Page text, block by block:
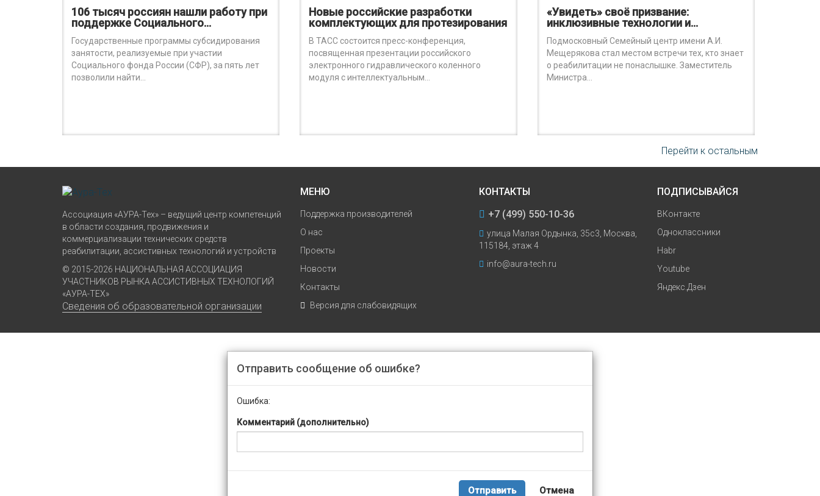
106 тысяч россиян нашли работу при
поддержке Социального…
Государственные программы субсидирования
занятости, реализуемые при участии
Социального фонда России (СФР), за пять лет
позволили найти…
Новые российские разработки
комплектующих для протезирования
В ТАСС состоится пресс-конференция,
посвященная презентации российского
электронного гидравлического коленного
модуля с интеллектуальным…
«Увидеть» своё призвание:
инклюзивные технологии и…
Подмосковный Семейный центр имени А.И.
Мещерякова стал местом встречи тех, кто знает
о реабилитации не понаслышке. Заместитель
Министра…
Перейти к остальным
Ассоциация «АУРА-Тех» – ведущий центр компетенций
в области создания, продвижения и
коммерциализации технических средств
реабилитации, ассистивных технологий и устройств
© 2015-2026 НАЦИОНАЛЬНАЯ АССОЦИАЦИЯ
УЧАСТНИКОВ РЫНКА АССИСТИВНЫХ ТЕХНОЛОГИЙ
«АУРА-ТЕХ»
Сведения об образовательной организации
МЕНЮ
Поддержка производителей
О нас
Проекты
Новости
Контакты
Версия для слабовидящих
КОНТАКТЫ
+7 (499) 550-10-36
улица Малая Ордынка, 35с3, Москва,
115184, этаж 4
info@aura-tech.ru
ПОДПИСЫВАЙСЯ
ВКонтакте
Одноклассники
Habr
Youtube
Яндекс.Дзен
Отправить сообщение об ошибке?
Ошибка:
Комментарий (дополнительно)
Отправить Отмена